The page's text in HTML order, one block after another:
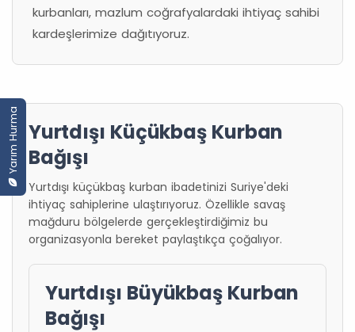
Yarım Hurma
kurbanları, mazlum coğrafyalardaki ihtiyaç sahibi
kardeşlerimize dağıtıyoruz.
Yurtdışı Küçükbaş Kurban
Bağışı
Yurtdışı küçükbaş kurban ibadetinizi Suriye'deki
ihtiyaç sahiplerine ulaştırıyoruz. Özellikle savaş
mağduru bölgelerde gerçekleştirdiğimiz bu
organizasyonla bereket paylaştıkça çoğalıyor.
Yurtdışı Büyükbaş Kurban
Bağışı